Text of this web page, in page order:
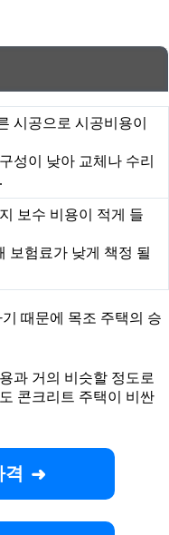
시공으로 시공비용이
성이 낮아 교체나 수리
보수 비용이 적게 들
보험료가 낮게 책정 될
때문에 목조 주택의 승
과 거의 비슷할 정도로
콘크리트 주택이 비싼
격